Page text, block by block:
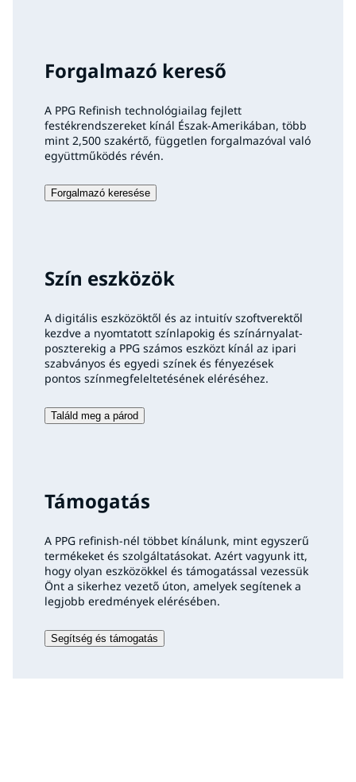
Forgalmazó kereső
A PPG Refinish technológiailag fejlett
festékrendszereket kínál Észak-Amerikában, több
mint 2,500 szakértő, független forgalmazóval való
együttműködés révén.
Forgalmazó keresése
Szín eszközök
A digitális eszközöktől és az intuitív szoftverektől
kezdve a nyomtatott színlapokig és színárnyalat-
poszterekig a PPG számos eszközt kínál az ipari
szabványos és egyedi színek és fényezések
pontos színmegfeleltetésének eléréséhez.
Találd meg a párod
Támogatás
A PPG refinish-nél többet kínálunk, mint egyszerű
termékeket és szolgáltatásokat. Azért vagyunk itt,
hogy olyan eszközökkel és támogatással vezessük
Önt a sikerhez vezető úton, amelyek segítenek a
legjobb eredmények elérésében.
Segítség és támogatás